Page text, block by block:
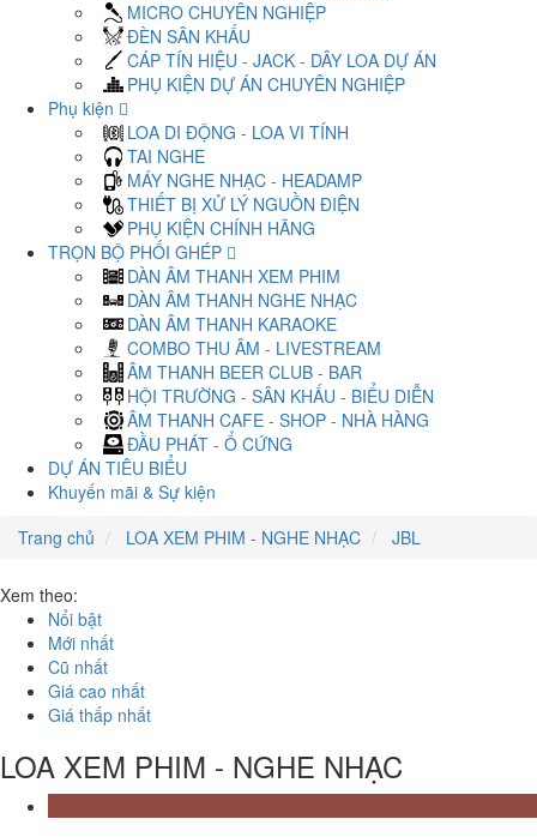
MICRO CHUYÊN NGHIỆP
ĐÈN SÂN KHẤU
CÁP TÍN HIỆU - JACK - DÂY LOA DỰ ÁN
PHỤ KIỆN DỰ ÁN CHUYÊN NGHIỆP
Phụ kiện
LOA DI ĐỘNG - LOA VI TÍNH
TAI NGHE
MÁY NGHE NHẠC - HEADAMP
THIẾT BỊ XỬ LÝ NGUỒN ĐIỆN
PHỤ KIỆN CHÍNH HÃNG
TRỌN BỘ PHỐI GHÉP
DÀN ÂM THANH XEM PHIM
DÀN ÂM THANH NGHE NHẠC
DÀN ÂM THANH KARAOKE
COMBO THU ÂM - LIVESTREAM
ÂM THANH BEER CLUB - BAR
HỘI TRƯỜNG - SÂN KHẤU - BIỂU DIỄN
ÂM THANH CAFE - SHOP - NHÀ HÀNG
ĐẦU PHÁT - Ổ CỨNG
DỰ ÁN TIÊU BIỂU
Khuyến mãi & Sự kiện
Trang chủ
LOA XEM PHIM - NGHE NHẠC JBL
Xem theo:
Nổi bật
Mới nhất
Cũ nhất
Giá cao nhất
Giá thấp nhất
LOA XEM PHIM - NGHE NHẠC